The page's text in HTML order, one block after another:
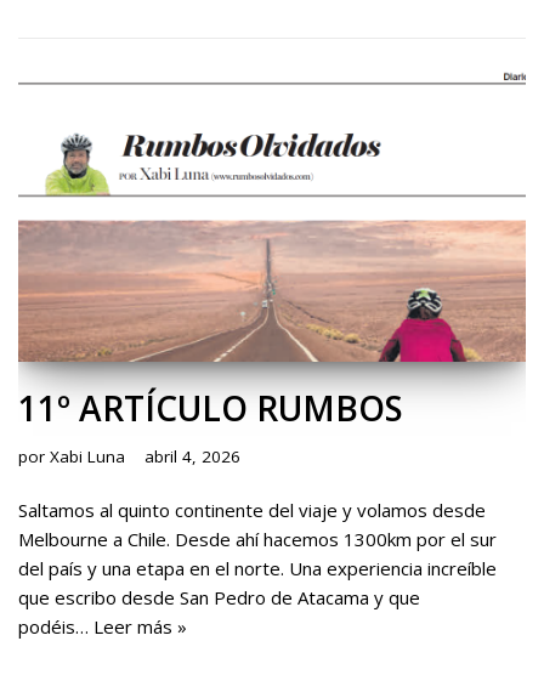
11º ARTÍCULO RUMBOS
por Xabi Luna abril 4, 2026
Saltamos al quinto continente del viaje y volamos desde
Melbourne a Chile. Desde ahí hacemos 1300km por el sur
del país y una etapa en el norte. Una experiencia increíble
que escribo desde San Pedro de Atacama y que
podéis… Leer más »